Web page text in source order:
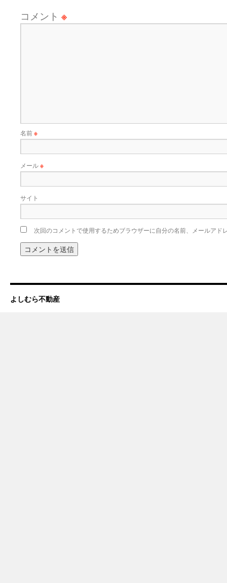
コメント ※
名前※
メール※
サイト
次回のコメントで使用するためブラウザーに自分の名前、メールアド
よしむら不動産